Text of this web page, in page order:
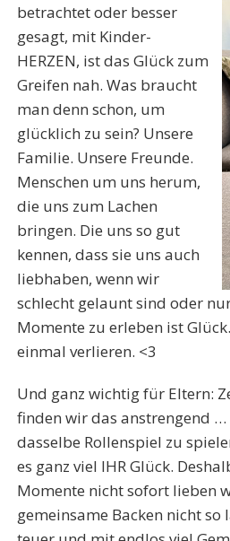
betrachtet oder besser
gesagt, mit Kinder-
HERZEN, ist das Glück zum
Greifen nah. Was braucht
man denn schon, um
glücklich zu sein? Unsere
Familie. Unsere Freunde.
Menschen um uns herum,
die uns zum Lachen
bringen. Die uns so gut
kennen, dass sie uns auch
liebhaben, wenn wir
schlecht gelaunt sind oder
Momente zu erleben ist
einmal verlieren. <3
Und ganz wichtig für Eltern:
finden wir das anstrengend
dasselbe Rollenspiel zu
es ganz viel IHR Glück.
Momente nicht sofort lieben
gemeinsame Backen nicht